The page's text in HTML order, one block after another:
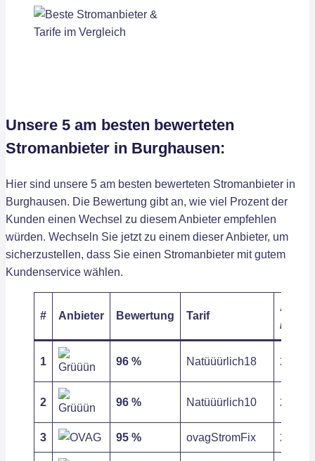
Unsere 5 am besten bewerteten
Stromanbieter in Burghausen:
Hier sind unsere 5 am besten bewerteten Stromanbieter in
Burghausen. Die Bewertung gibt an, wie viel Prozent der
Kunden einen Wechsel zu diesem Anbieter empfehlen
würden. Wechseln Sie jetzt zu einem dieser Anbieter, um
sicherzustellen, dass Sie einen Stromanbieter mit gutem
Kundenservice wählen.
# Anbieter Bewertung Tarif
/ kWh
1 96 % Natüüürlich18 25,63
2 96 % Natüüürlich10 25,63
3 95 % ovagStromFix 26,60